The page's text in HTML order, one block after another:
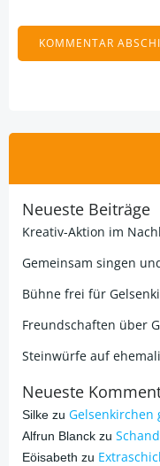
Neueste Beiträge
Kreativ-Aktion im
Gemeinsam singen
Bühne frei für
Freundschaften über
Steinwürfe auf
Neueste
Silke zu Gelsenkirchen
Alfrun Blanck zu
Eöisabeth zu